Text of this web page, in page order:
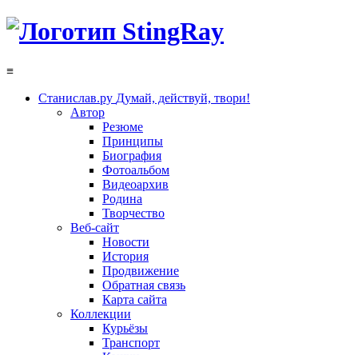
≡
Станислав.ру Думай, действуй, твори!
Автор
Резюме
Принципы
Биография
Фотоальбом
Видеоархив
Родина
Творчество
Веб-сайт
Новости
История
Продвижение
Обратная связь
Карта сайта
Коллекции
Курьёзы
Транспорт